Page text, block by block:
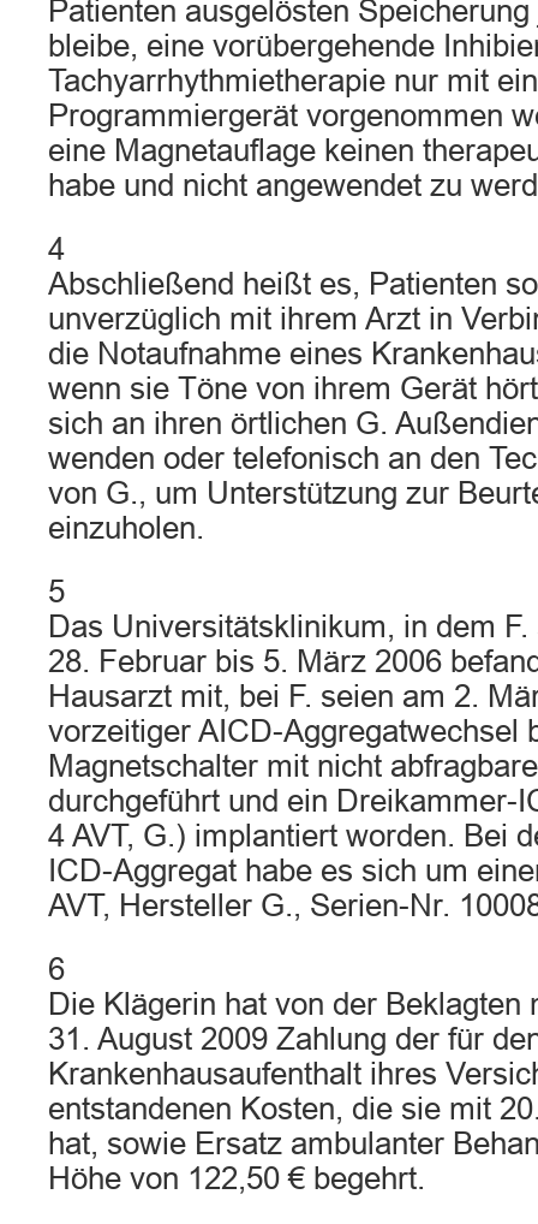
Patienten ausgelösten
bleibe, eine vorübergehende
Tachyarrhythmietherapie nur mit
Programmiergerät vorgenommen
eine Magnetauflage keinen
habe und nicht angewendet zu
4
Abschließend heißt es, Patienten
unverzüglich mit ihrem Arzt in
die Notaufnahme eines
wenn sie Töne von ihrem Gerät
sich an ihren örtlichen G.
wenden oder telefonisch an den
von G., um Unterstützung zur
einzuholen.
5
Das Universitätsklinikum, in dem
28. Februar bis 5. März 2006
Hausarzt mit, bei F. seien am 2.
vorzeitiger AICD-Aggregatwechsel
Magnetschalter mit nicht
durchgeführt und ein Dreikammer-
4 AVT, G.) implantiert worden. Bei
ICD-Aggregat habe es sich um
AVT, Hersteller G., Serien-Nr.
6
Die Klägerin hat von der Beklagten
31. August 2009 Zahlung der für
Krankenhausaufenthalt ihres
entstandenen Kosten, die sie mit
hat, sowie Ersatz ambulanter
Höhe von 122,50 € begehrt.